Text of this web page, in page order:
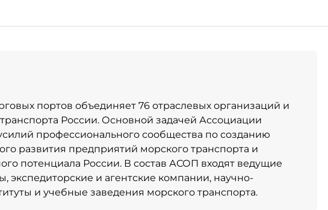
портов объединяет 76 отраслевых организаций и
России. Основной задачей Ассоциации
профессионального сообщества по созданию
развития предприятий морского транспорта и
потенциала России. В состав АСОП входят ведущие
экспедиторские и агентские компании, научно-
и учебные заведения морского транспорта.